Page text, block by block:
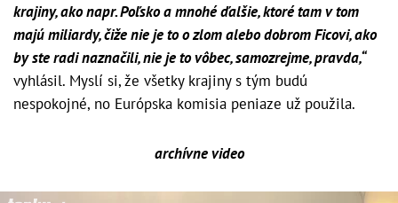
krajiny, ako napr. Poľsko a mnohé ďalšie, ktoré tam v tom
majú miliardy, čiže nie je to o zlom alebo dobrom Ficovi, ako
by ste radi naznačili, nie je to vôbec, samozrejme, pravda,“
vyhlásil. Myslí si, že všetky krajiny s tým budú
nespokojné, no Európska komisia peniaze už použila.
archívne video